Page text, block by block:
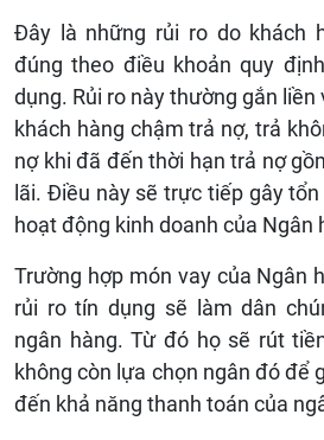
Đây là những rủi ro do khách
đúng theo điều khoản quy
dụng. Rủi ro này thường gắn
khách hàng chậm trả nợ, trả
nợ khi đã đến thời hạn trả nợ
lãi. Điều này sẽ trực tiếp gây
hoạt động kinh doanh của Ngân
Trường hợp món vay của Ngân
rủi ro tín dụng sẽ làm dân
ngân hàng. Từ đó họ sẽ rút
không còn lựa chọn ngân đó để
đến khả năng thanh toán của